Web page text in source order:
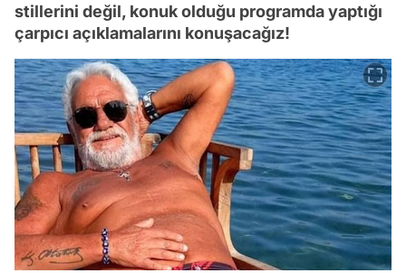
stillerini değil, konuk olduğu programda yaptığı
çarpıcı açıklamalarını konuşacağız!